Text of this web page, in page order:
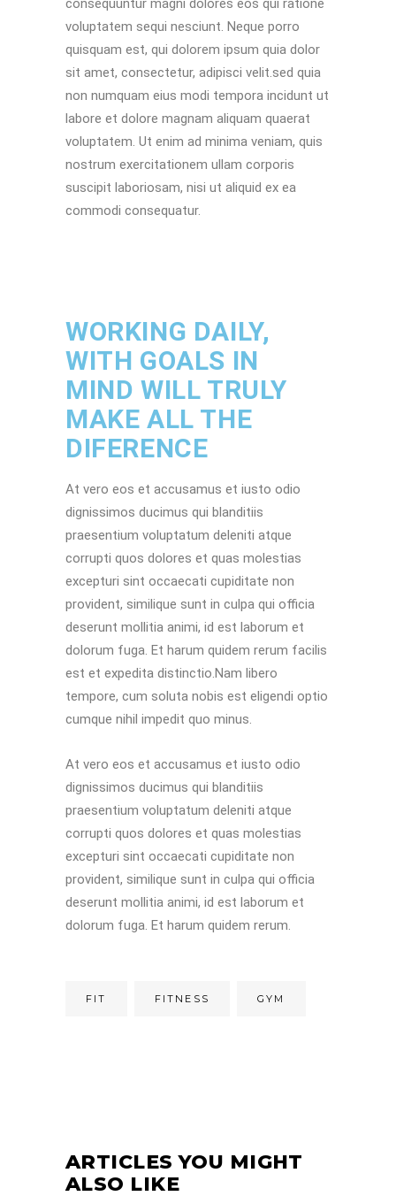
consequuntur magni dolores eos qui ratione
voluptatem sequi nesciunt. Neque porro
quisquam est, qui dolorem ipsum quia dolor
sit amet, consectetur, adipisci velit.sed quia
non numquam eius modi tempora incidunt ut
labore et dolore magnam aliquam quaerat
voluptatem. Ut enim ad minima veniam, quis
nostrum exercitationem ullam corporis
suscipit laboriosam, nisi ut aliquid ex ea
commodi consequatur.
WORKING DAILY,
WITH GOALS IN
MIND WILL TRULY
MAKE ALL THE
DIFERENCE
At vero eos et accusamus et iusto odio
dignissimos ducimus qui blanditiis
praesentium voluptatum deleniti atque
corrupti quos dolores et quas molestias
excepturi sint occaecati cupiditate non
provident, similique sunt in culpa qui officia
deserunt mollitia animi, id est laborum et
dolorum fuga. Et harum quidem rerum facilis
est et expedita distinctio.Nam libero
tempore, cum soluta nobis est eligendi optio
cumque nihil impedit quo minus.
At vero eos et accusamus et iusto odio
dignissimos ducimus qui blanditiis
praesentium voluptatum deleniti atque
corrupti quos dolores et quas molestias
excepturi sint occaecati cupiditate non
provident, similique sunt in culpa qui officia
deserunt mollitia animi, id est laborum et
dolorum fuga. Et harum quidem rerum.
FIT FITNESS GYM
ARTICLES YOU MIGHT
ALSO LIKE